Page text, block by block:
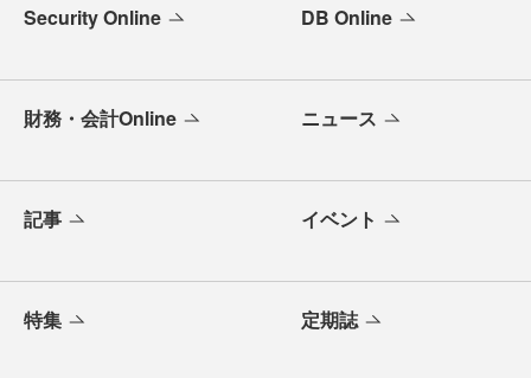
Security Online DB Online
財務・会計Online ニュース
記事 イベント
特集 定期誌